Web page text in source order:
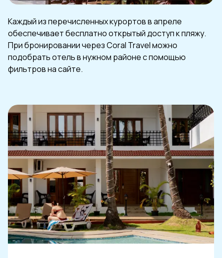
Каждый из перечисленных курортов в апреле
обеспечивает бесплатно открытый доступ к пляжу.
При бронировании через Coral Travel можно
подобрать отель в нужном районе с помощью
фильтров на сайте.